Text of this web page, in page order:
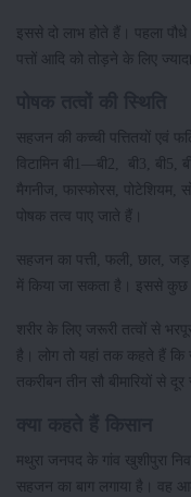
इससे दो लाभ होते हैं। पहला पौधे
पत्तों आदि को तोड़ने के लिए
सहजन की कच्ची पत्तितयों एवं
विटामिन बी1—बी2, बी3, बी5,
मैगनीज, फास्फोरस, पोटेशियम,
पोषक तत्व पाए जाते हैं।
सहजन का पत्ती, फली, छाल,
में किया जा सकता है। इससे कुछ
शरीर के लिए जरूरी तत्वों से
है। लोग तो यहां तक कहते हैं
तकरीबन तीन सौ बीमारियों से दूर
मथुरा जनपद के गांव खुशीपुरा
सहजन का बाग लगाया है। वह